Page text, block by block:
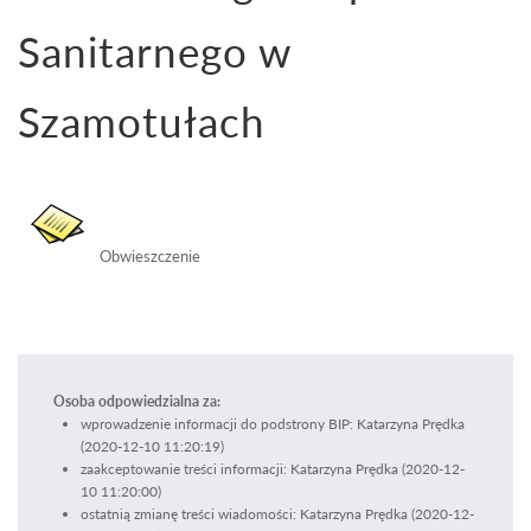
Sanitarnego w
Szamotułach
Obwieszczenie
Osoba odpowiedzialna za:
wprowadzenie informacji do podstrony BIP: Katarzyna Prędka
(2020-12-10 11:20:19)
zaakceptowanie treści informacji: Katarzyna Prędka (2020-12-
10 11:20:00)
ostatnią zmianę treści wiadomości: Katarzyna Prędka (2020-12-